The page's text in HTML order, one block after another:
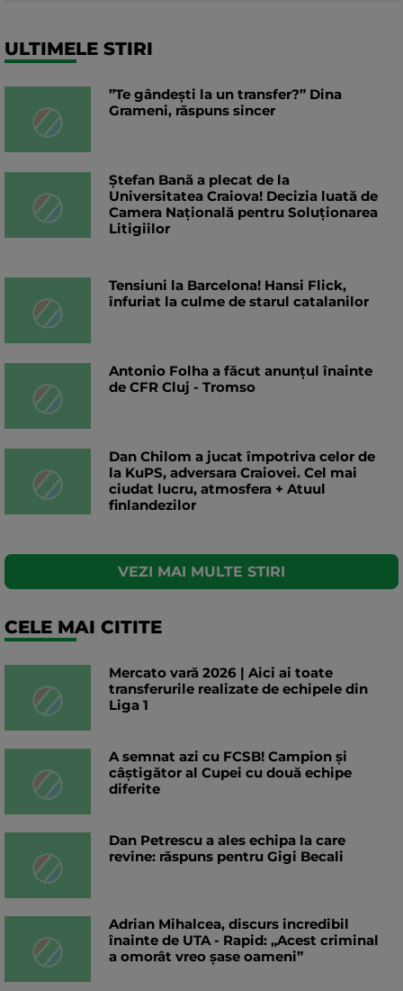
ULTIMELE STIRI
”Te gândești la un transfer?” Dina
Grameni, răspuns sincer
Ștefan Bană a plecat de la
Universitatea Craiova! Decizia luată de
Camera Națională pentru Soluționarea
Litigiilor
Tensiuni la Barcelona! Hansi Flick,
înfuriat la culme de starul catalanilor
Antonio Folha a făcut anunțul înainte
de CFR Cluj - Tromso
Dan Chilom a jucat împotriva celor de
la KuPS, adversara Craiovei. Cel mai
ciudat lucru, atmosfera + Atuul
finlandezilor
VEZI MAI MULTE STIRI
CELE MAI CITITE
Mercato vară 2026 | Aici ai toate
transferurile realizate de echipele din
Liga 1
A semnat azi cu FCSB! Campion și
câștigător al Cupei cu două echipe
diferite
Dan Petrescu a ales echipa la care
revine: răspuns pentru Gigi Becali
Adrian Mihalcea, discurs incredibil
înainte de UTA - Rapid: „Acest criminal
a omorât vreo șase oameni”